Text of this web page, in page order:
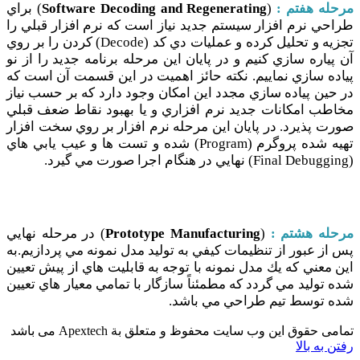
مرحله هفتم : (
Software Decoding and Regenerating) براي
طراحي نرم افزار سيستم جديد نياز است كه نرم افزار قبلي را
تجزيه و تحليل كرده و عمليات دي كد (Decode) كردن را بر روي
آن پياره سازي كنيم و در پايان اين مرحله برنامه جديد را از نو
پياده سازي نماييم. نكته حائز اهميت در اين قسمت آن است كه
در حين پياده سازي مجدد اين امكان وجود دارد كه بر حسب نياز
مخاطب امكانات جديد نرم افزاري و يا بهبود نقاط ضعف قبلي
صورت پذيرد. در پايان اين مرحله نرم افزار بر روي سخت افزار
تهيه شده پروگرم (Program) شده و تست ها و عيب يابي هاي
(Final Debugging) نهايي در هنگام اجرا صورت مي گيرد.
مرحله هشتم : (
Prototype Manufacturing) در مرحله نهايي
پس از عبور از تنظيمات كيفي به توليد مدل نمونه مي پردازيم.به
اين معني كه يك مدل نمونه با توجه به قابليت هاي از پيش تعیين
شده توليد مي گردد كه مطمئناً سازگار با تمامي معيار هاي تعيین
شده توسط تيم طراحي مي باشد.
تمامی حقوق این وب سایت محفوظ و متعلق بة Apextech می باشد
رفتن به بالا